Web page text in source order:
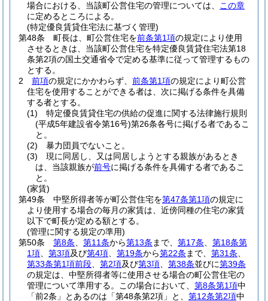
場合における、当該町公営住宅の管理については、
この章
に定めるところによる。
(特定優良賃貸住宅法に基づく管理)
第48条
町長は、町公営住宅を前条第1項の規定により使用
させるときは、当該町公営住宅を特定優良賃貸住宅法第18
条第2項の国土交通省令で定める基準に従って管理するもの
とする。
2
前項の規定にかかわらず、 前条第1項の規定により町公営
住宅を使用することができる者は、次に掲げる条件を具備
する者とする。
(1)
特定優良賃貸住宅の供給の促進に関する法律施行規則
(平成5年建設省令第16号)第26条各号に掲げる者であるこ
と。
(2)
暴力団員でないこと。
(3)
現に同居し、又は同居しようとする親族があるとき
は、当該親族が前号に掲げる条件を具備する者であるこ
と。
(家賃)
第49条
中堅所得者等が町公営住宅を第47条第1項の規定に
より使用する場合の毎月の家賃は、近傍同種の住宅の家賃
以下で町長が定める額とする。
(管理に関する規定の準用)
第50条
第8条 第11条から第13条 まで、 第17条
第18条第
1項
第3項及び第4項 第19条から第22条 まで、 第31条
第33条第1項前段
第2項及び第3項 第38条並びに第39条
の規定は、中堅所得者等に使用させる場合の町公営住宅の
管理について準用する。
この場合において、 第8条第1項中
「前2条」とあるのは「第48条第2項」と、 第12条第2項中